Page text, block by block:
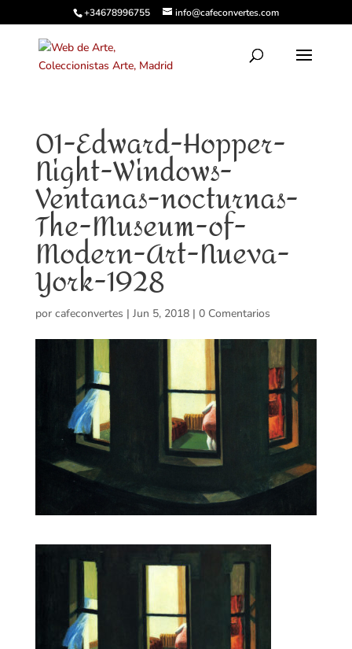
+34678996755 info@cafeconvertes.com
01-Edward-Hopper-
Night-Windows-
Ventanas-nocturnas-
The-Museum-of-
Modern-Art-Nueva-
York-1928
por cafeconvertes | Jun 5, 2018| 0 Comentarios